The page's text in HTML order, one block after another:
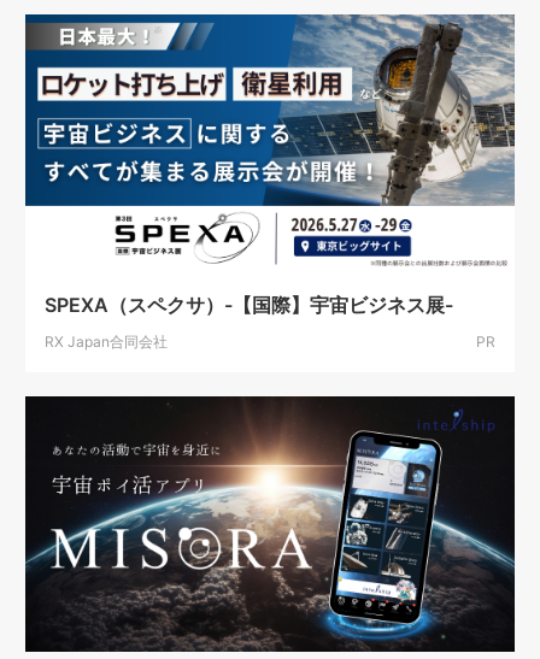
SPEXA（スペクサ）-【国際】宇宙ビジネス展-
RX Japan合同会社 PR